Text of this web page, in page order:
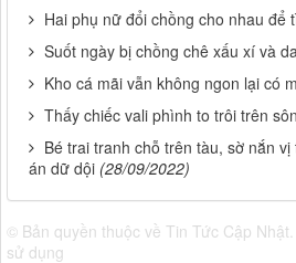
Hai phụ nữ đổi chồng cho nhau
Suốt ngày bị chồng chê xấu xí và
Kho cá mãi vẫn không ngon lại có
Thấy chiếc vali phình to trôi trên
Bé trai tranh chỗ trên tàu, sờ nắn
án dữ dội (28/09/2022)
© Bản quyền thuộc về Tin Tức Cập Nhật
sử dụng